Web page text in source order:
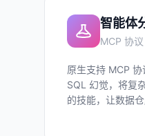
智能体
MCP 协
原生支持 MCP
SQL 幻觉，将复
的技能，让数据